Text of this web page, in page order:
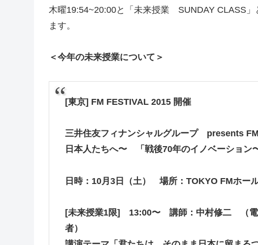
木曜19:54~20:00と「未来授業 SUNDAY CLASS」
ます。
＜今年の未来授業について＞
[東京] FM FESTIVAL 2015 開催
三井住友フィナンシャルグループ presents
日本人たちへ〜 「戦後70年のイノベーション
日時：10月3日（土） 場所：TOKYO FMホ
[未来授業1限] 13:00〜 講師：中村修二 （電
者）